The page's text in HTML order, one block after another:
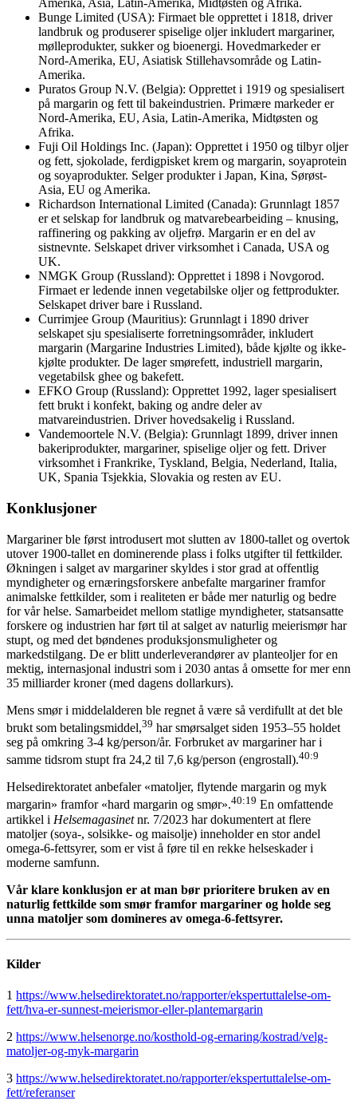
Amerika, Asia, Latin-Amerika, Midtøsten og Afrika.
Bunge Limited (USA): Firmaet ble opprettet i 1818, driver
landbruk og produserer spiselige oljer inkludert margariner,
mølleprodukter, sukker og bioenergi. Hovedmarkeder er
Nord-Amerika, EU, Asiatisk Stillehavsområde og Latin-
Amerika.
Puratos Group N.V. (Belgia): Opprettet i 1919 og spesialisert
på margarin og fett til bakeindustrien. Primære markeder er
Nord-Amerika, EU, Asia, Latin-Amerika, Midtøsten og
Afrika.
Fuji Oil Holdings Inc. (Japan): Opprettet i 1950 og tilbyr oljer
og fett, sjokolade, ferdigpisket krem og margarin, soyaprotein
og soyaprodukter. Selger produkter i Japan, Kina, Sørøst-
Asia, EU og Amerika.
Richardson International Limited (Canada): Grunnlagt 1857
er et selskap for landbruk og matvarebearbeiding – knusing,
raffinering og pakking av oljefrø. Margarin er en del av
sistnevnte. Selskapet driver virksomhet i Canada, USA og
UK.
NMGK Group (Russland): Opprettet i 1898 i Novgorod.
Firmaet er ledende innen vegetabilske oljer og fettprodukter.
Selskapet driver bare i Russland.
Currimjee Group (Mauritius): Grunnlagt i 1890 driver
selskapet sju spesialiserte forretningsområder, inkludert
margarin (Margarine Industries Limited), både kjølte og ikke-
kjølte produkter. De lager smørefett, industriell margarin,
vegetabilsk ghee og bakefett.
EFKO Group (Russland): Opprettet 1992, lager spesialisert
fett brukt i konfekt, baking og andre deler av
matvareindustrien. Driver hovedsakelig i Russland.
Vandemoortele N.V. (Belgia): Grunnlagt 1899, driver innen
bakeriprodukter, margariner, spiselige oljer og fett. Driver
virksomhet i Frankrike, Tyskland, Belgia, Nederland, Italia,
UK, Spania Tsjekkia, Slovakia og resten av EU.
Konklusjoner
Margariner ble først introdusert mot slutten av 1800-tallet og overtok
utover 1900-tallet en dominerende plass i folks utgifter til fettkilder.
Økningen i salget av margariner skyldes i stor grad at offentlig
myndigheter og ernæringsforskere anbefalte margariner framfor
animalske fettkilder, som i realiteten er både mer naturlig og bedre
for vår helse. Samarbeidet mellom statlige myndigheter, statsansatte
forskere og industrien har ført til at salget av naturlig meierismør har
stupt, og med det bøndenes produksjonsmuligheter og
markedstilgang. De er blitt underleverandører av planteoljer for en
mektig, internasjonal industri som i 2030 antas å omsette for mer enn
35 milliarder kroner (med dagens dollarkurs).
Mens smør i middelalderen ble regnet å være så verdifullt at det ble
brukt som betalingsmiddel,39 har smørsalget siden 1953–55 holdet
seg på omkring 3-4 kg/person/år. Forbruket av margariner har i
samme tidsrom stupt fra 24,2 til 7,6 kg/person (engrostall).40:9
Helsedirektoratet anbefaler «matoljer, flytende margarin og myk
margarin» framfor «hard margarin og smør».40:19 En omfattende
artikkel i Helsemagasinetnr. 7/2023 har dokumentert at flere
matoljer (soya-, solsikke- og maisolje) inneholder en stor andel
omega-6-fettsyrer, som er vist å føre til en rekke helseskader i
moderne samfunn.
Vår klare konklusjon er at man bør prioritere bruken av en
naturlig fettkilde som smør framfor margariner og holde seg
unna matoljer som domineres av omega-6-fettsyrer.
Kilder
1 https://www.helsedirektoratet.no/rapporter/ekspertuttalelse-om-
fett/hva-er-sunnest-meierismor-eller-plantemargarin
2 https://www.helsenorge.no/kosthold-og-ernaring/kostrad/velg-
matoljer-og-myk-margarin
3 https://www.helsedirektoratet.no/rapporter/ekspertuttalelse-om-
fett/referanser